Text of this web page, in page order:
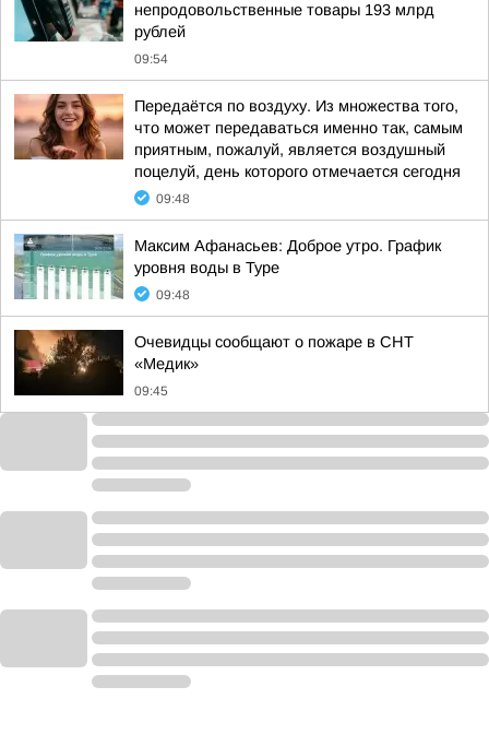
непродовольственные товары 193 млрд
рублей
09:54
Передаётся по воздуху. Из множества того,
что может передаваться именно так, самым
приятным, пожалуй, является воздушный
поцелуй, день которого отмечается сегодня
09:48
Максим Афанасьев: Доброе утро. График
уровня воды в Туре
09:48
Очевидцы сообщают о пожаре в СНТ
«Медик»
09:45